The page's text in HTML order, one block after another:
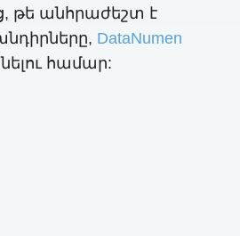
թե անհրաժեշտ է
DataNumen
համար: